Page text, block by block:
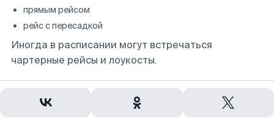
прямым рейсом
рейс с пересадкой
Иногда в расписании могут встречаться
чартерные рейсы и лоукосты.